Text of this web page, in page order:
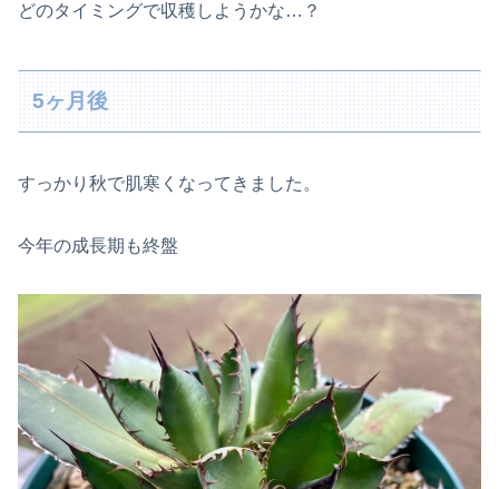
どのタイミングで収穫しようかな…？
5ヶ月後
すっかり秋で肌寒くなってきました。
今年の成長期も終盤